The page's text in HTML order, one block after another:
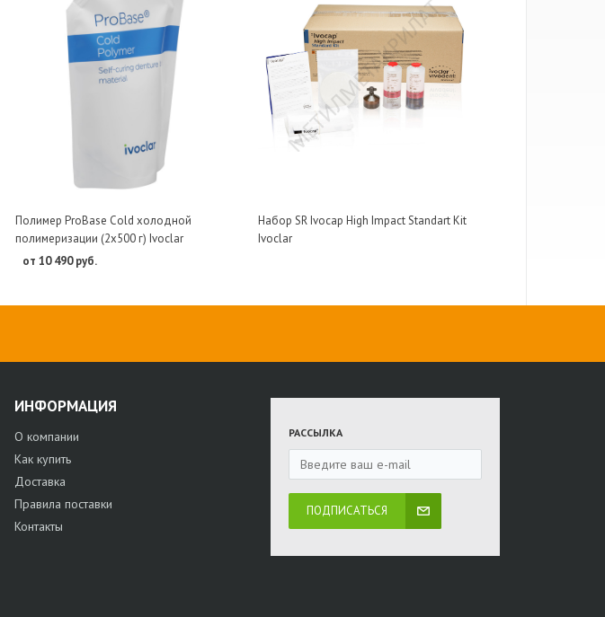
Полимер ProBase Cold холодной
полимеризации (2х500 г) Ivoclar
от 10 490 руб.
Набор SR Ivocap High Impact Standart Kit
Ivoclar
ИНФОРМАЦИЯ
О компании
Как купить
Доставка
Правила поставки
Контакты
РАССЫЛКА
ПОДПИСАТЬСЯ